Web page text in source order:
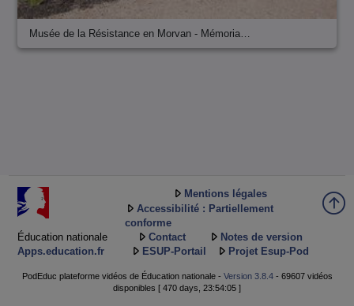
Musée de la Résistance en Morvan - Mémoria…
Éducation nationale
Apps.education.fr
Mentions légales
Accessibilité : Partiellement
conforme
Contact
Notes de version
ESUP-Portail
Projet Esup-Pod
PodEduc plateforme vidéos de Éducation nationale - Version 3.8.4- 69607 vidéos
disponibles [ 470 days, 23:54:05 ]